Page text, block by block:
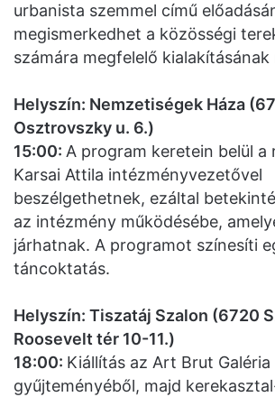
urbanista szemmel című
megismerkedhet a közösségi
számára megfelelő kialakításának
Helyszín: Nemzetiségek Háza
Osztrovszky u. 6.)
15:00: A program keretein belül a
Karsai Attila intézményvezetővel
beszélgethetnek, ezáltal
az intézmény működésébe,
járhatnak. A programot színesíti
táncoktatás.
Helyszín: Tiszatáj Szalon (6720
Roosevelt tér 10-11.)
18:00: Kiállítás az Art Brut Galéria
gyűjteményéből, majd